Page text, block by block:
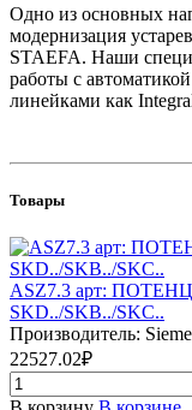
Одно из основных
модернизация
STAEFA. Наши
работы с
линейками как
Товары
ASZ7.3 арт:
SKD../SKB../SKC..
Производитель:
22527.02₽